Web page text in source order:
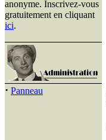
anonyme. Inscrivez-vous
gratuitement en cliquant
ici.
· Panneau